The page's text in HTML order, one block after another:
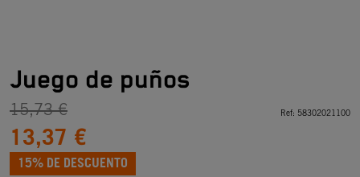
Juego de puños
15,73 €
13,37 €
15% DE DESCUENTO
Ref: 58302021100